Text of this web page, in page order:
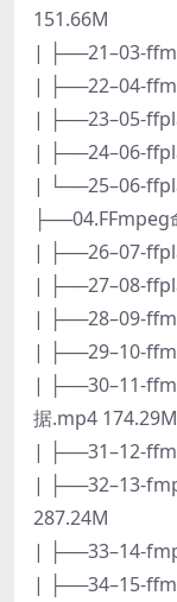
151.66M
| ├──21–03-
| ├──22–04-
| ├──23–05-
| ├──24–06-
| └──25–06-
├──04.FFmpeg
| ├──26–07-
| ├──27–08-
| ├──28–09-
| ├──29–10-
| ├──30–11-
据.mp4 174.29M
| ├──31–12-
| ├──32–13-
287.24M
| ├──33–14-
| ├──34–15-